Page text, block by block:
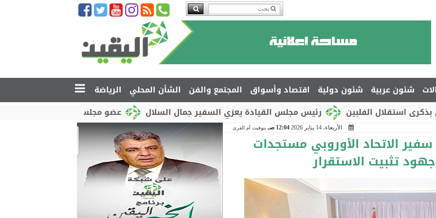
شئون عربية شئون دولية اقتصاد وأسواق المجتمع والفن الشأن المحلي
الرياضة
عضو مجلس القيادة محمود الصبيحي
رئيس مجلس القيادة يعزي السفير جمال السلال الفلبين
الأربعاء، 14 يناير 2026 12:04 صـ بتوقيت أم القرى
الاتحاد الأوروبي مستجدات
تثبيت الاستقرار